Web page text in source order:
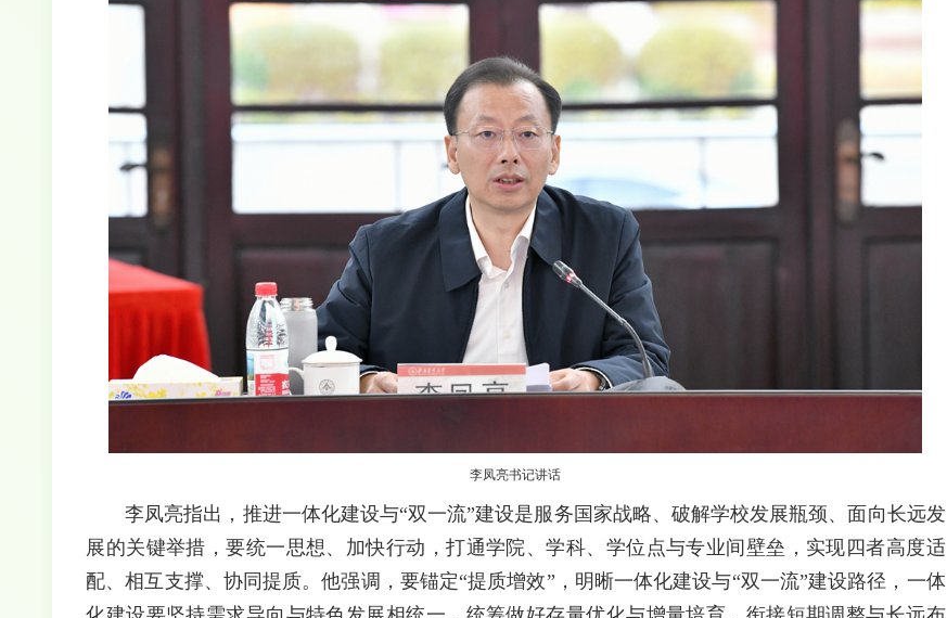
李凤亮书记讲话
李凤亮指出，推进一体化建设与“双一流”建设是服务国家战略、破解学校发展瓶颈、面向长远发
展的关键举措，要统一思想、加快行动，打通学院、学科、学位点与专业间壁垒，实现四者高度适
配、相互支撑、协同提质。他强调，要锚定“提质增效”，明晰一体化建设与“双一流”建设路径，一体